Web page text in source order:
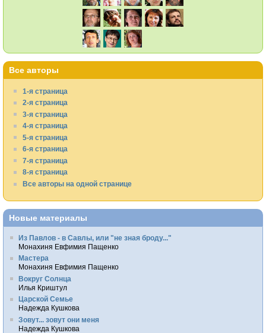
Все авторы
1-я страница
2-я страница
3-я страница
4-я страница
5-я страница
6-я страница
7-я страница
8-я страница
Все авторы на одной странице
Новые материалы
Из Павлов - в Савлы, или "не зная броду..."
Монахиня Евфимия Пащенко
Мастера
Монахиня Евфимия Пащенко
Вокруг Солнца
Илья Криштул
Царской Семье
Надежда Кушкова
Зовут... зовут они меня
Надежда Кушкова